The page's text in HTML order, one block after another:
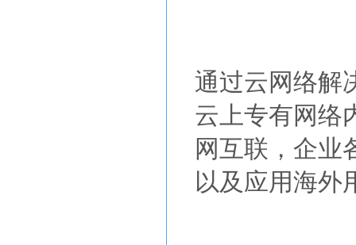
通过云网络解
云上专有网络
网互联，企业
以及应用海外